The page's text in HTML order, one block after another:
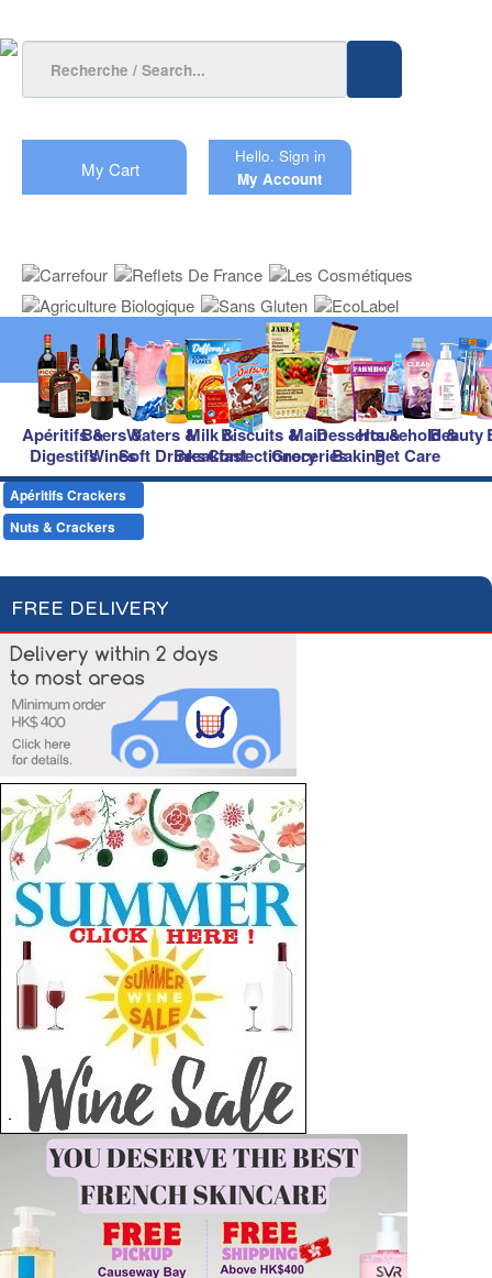
My Cart
Hello. Sign in
My Account
Apéritifs &
Digestifs
Beers &
Wines
Waters &
Soft Drinks
Milk &
Breakfast
Biscuits &
Confectionery
Main
Groceries
Desserts &
Baking
Household &
Pet Care
Beauty
Apéritifs Crackers
Nuts & Crackers
FREE DELIVERY